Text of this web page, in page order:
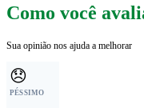
Como você
Sua opinião nos ajuda a melhorar
😞
PÉSSIMO